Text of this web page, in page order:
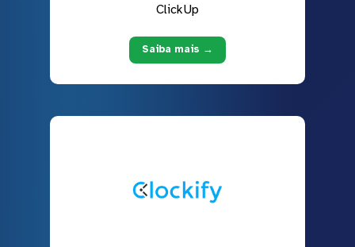
ClickUp
Saiba mais →